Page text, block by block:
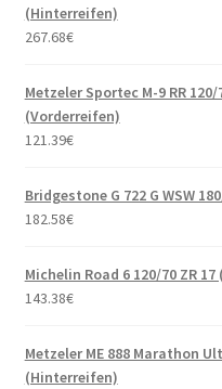
(Hinterreifen)
267.68€
Metzeler Sportec M-9 RR 120/
(Vorderreifen)
121.39€
Bridgestone G 722 G WSW
182.58€
Michelin Road 6 120/70 ZR
143.38€
Metzeler ME 888 Marathon
(Hinterreifen)